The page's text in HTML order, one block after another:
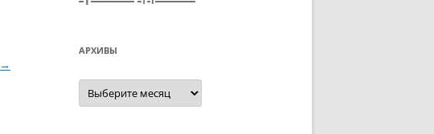
→
АРХИВЫ
Архивы